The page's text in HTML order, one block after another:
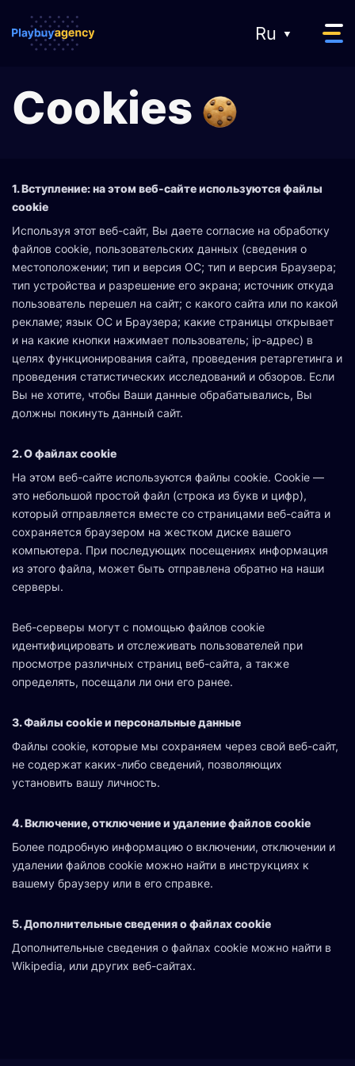
Рекламодателям
Вебмастерам
Контакты
FAQ
Регистрация Вход
Ru
Cookies
1. Вступление: на этом веб-сайте используются файлы
cookie
Используя этот веб-сайт, Вы даете согласие на обработку
файлов cookie, пользовательских данных (сведения о
местоположении; тип и версия ОС; тип и версия Браузера;
тип устройства и разрешение его экрана; источник откуда
пользователь перешел на сайт; с какого сайта или по какой
рекламе; язык ОС и Браузера; какие страницы открывает
и на какие кнопки нажимает пользователь; ip-адрес) в
целях функционирования сайта, проведения ретаргетинга и
проведения статистических исследований и обзоров. Если
Вы не хотите, чтобы Ваши данные обрабатывались, Вы
должны покинуть данный сайт.
2. О файлах cookie
На этом веб-сайте используются файлы cookie. Cookie —
это небольшой простой файл (строка из букв и цифр),
который отправляется вместе со страницами веб-сайта и
сохраняется браузером на жестком диске вашего
компьютера. При последующих посещениях информация
из этого файла, может быть отправлена обратно на наши
серверы.
Веб-серверы могут с помощью файлов cookie
идентифицировать и отслеживать пользователей при
просмотре различных страниц веб-сайта, а также
определять, посещали ли они его ранее.
3. Файлы cookie и персональные данные
Файлы cookie, которые мы сохраняем через свой веб-сайт,
не содержат каких-либо сведений, позволяющих
установить вашу личность.
4. Включение, отключение и удаление файлов cookie
Более подробную информацию о включении, отключении и
удалении файлов cookie можно найти в инструкциях к
вашему браузеру или в его справке.
5. Дополнительные сведения о файлах cookie
Дополнительные сведения о файлах cookie можно найти в
Wikipedia, или других веб-сайтах.